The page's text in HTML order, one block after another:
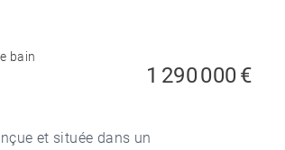
bain
1 290 000 €
et située dans un